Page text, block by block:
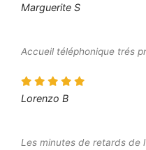
Marguerite S
Accueil téléphonique trés
Lorenzo B
Les minutes de retards de